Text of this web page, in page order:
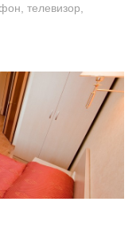
телевизор,